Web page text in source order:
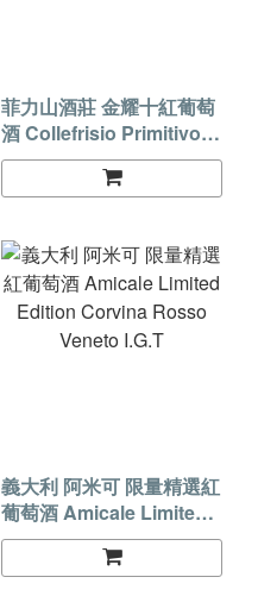
菲力山酒莊 金耀十紅葡萄
酒 Collefrisio Primitivo
IGT Salento
義大利 阿米可 限量精選紅
葡萄酒 Amicale Limited
Edition Corvina Rosso
Veneto I.G.T